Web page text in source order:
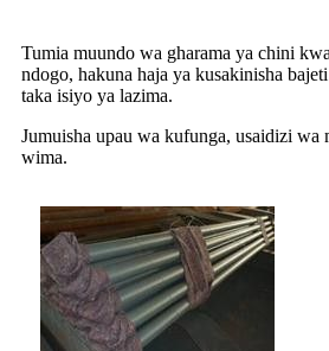
Tumia muundo wa gharama ya chini
ndogo, hakuna haja ya kusakinisha
taka isiyo ya lazima.
Jumuisha upau wa kufunga, usaidizi wa
wima.